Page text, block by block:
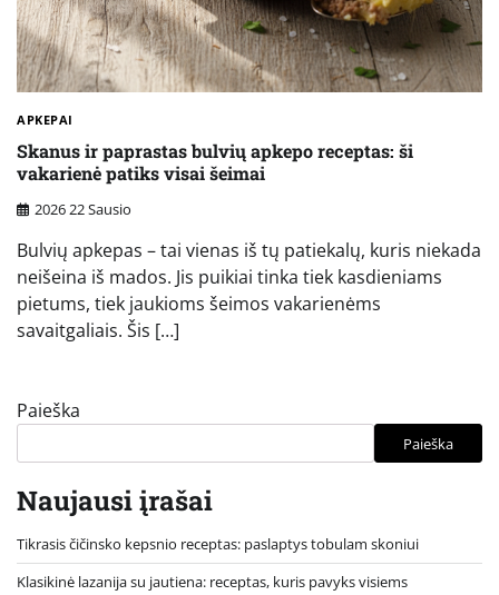
APKEPAI
Skanus ir paprastas bulvių apkepo receptas: ši
vakarienė patiks visai šeimai
2026 22 Sausio
Bulvių apkepas – tai vienas iš tų patiekalų, kuris niekada
neišeina iš mados. Jis puikiai tinka tiek kasdieniams
pietums, tiek jaukioms šeimos vakarienėms
savaitgaliais. Šis […]
Paieška
Paieška
Naujausi įrašai
Tikrasis čičinsko kepsnio receptas: paslaptys tobulam skoniui
Klasikinė lazanija su jautiena: receptas, kuris pavyks visiems